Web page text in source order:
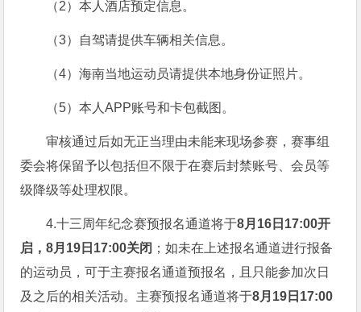
（2）本人酒店预定信息。
（3）自驾请提供车辆相关信息。
（4）海南当地运动员请提供本地身份证照片。
（5）本人APP账号和卡包截图。
审核通过后如无正当理由未能来现场参赛，赛事组
委会将保留予以包括但不限于在赛后封禁账号、会员等
级降级等处理权限。
4.十三周年纪念赛预报名通道将于8月16日17:00开
启，8月19日17:00关闭 ；如未在上述报名通道进行报备
的运动员，可于主赛报名通道预报名，且只能参加次日
及之后的相关活动。主赛预报名通道将于8月19日17:00